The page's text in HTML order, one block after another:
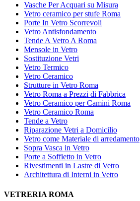
Vasche Per Acquari su Misura
Vetro ceramico per stufe Roma
Porte In Vetro Scorrevoli
Vetro Antisfondamento
Tende A Vetro A Roma
Mensole in Vetro
Sostituzione Vetri
Vetro Termico
Vetro Ceramico
Strutture in Vetro Roma
Vetro Roma a Prezzi di Fabbrica
Vetro Ceramico per Camini Roma
Vetro Ceramico Roma
Tende a Vetro
Riparazione Vetri a Domicilio
Vetro come Materiale di arredamento
Sopra Vasca in Vetro
Porte a Soffietto in Vetro
Rivestimenti in Lastre di Vetro
Architettura di Interni in Vetro
VETRERIA ROMA